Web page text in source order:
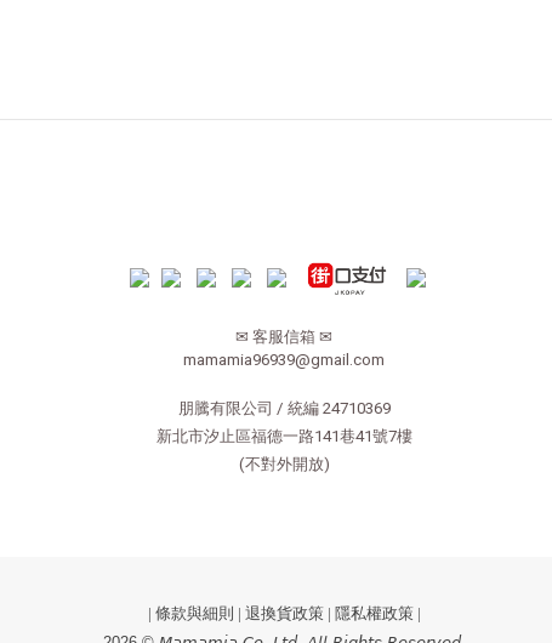
✉ 客服信箱 ✉
mamamia96939@gmail.com
朋騰有限公司 / 統編 24710369
新北市汐止區福德一路141巷41號7樓
(不對外開放)
| 條款與細則 | 退換貨政策| 隱私權政策|